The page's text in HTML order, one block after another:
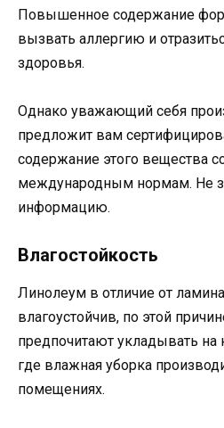
Повышенное содержание
вызвать аллергию и
здоровья.
Однако уважающий себя
предложит вам
содержание этого вещества
международным нормам. Не
информацию.
Влагостойкость
Линолеум в отличие от
влагоустойчив, по этой
предпочитают укладывать на
где влажная уборка
помещениях.